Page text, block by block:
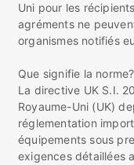
Uni pour les
agréments ne
organismes notifiés
Que signifie la norme?
La directive UK S.I.
Royaume-Uni (UK)
réglementation
équipements sous
exigences détaillées